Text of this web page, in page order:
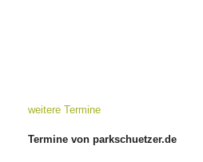
weitere Termine
Termine von parkschuetzer.de